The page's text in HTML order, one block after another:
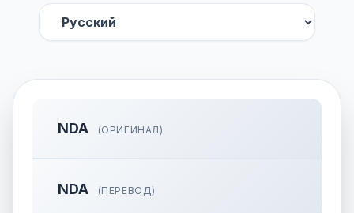
NDA (ОРИГИНАЛ)
NDA (ПЕРЕВОД)